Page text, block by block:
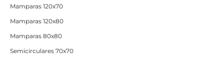
Mamparas 120x70
Mamparas 120x80
Mamparas 80x80
Semicirculares 70x70